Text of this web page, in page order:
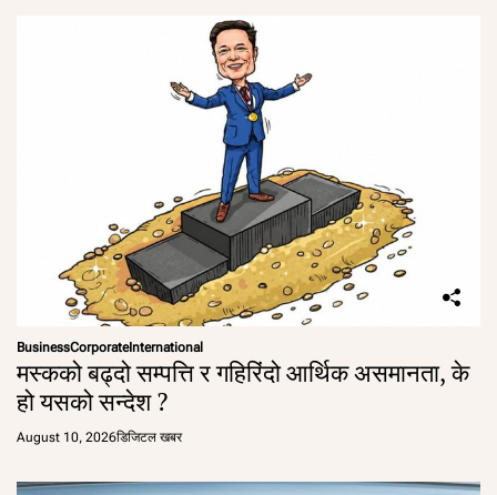
BusinessCorporateInternational
मस्कको बढ्दो सम्पत्ति र गहिरिंदो आर्थिक असमानता, के
हो यसको सन्देश ?
August 10, 2026डिजिटल खबर